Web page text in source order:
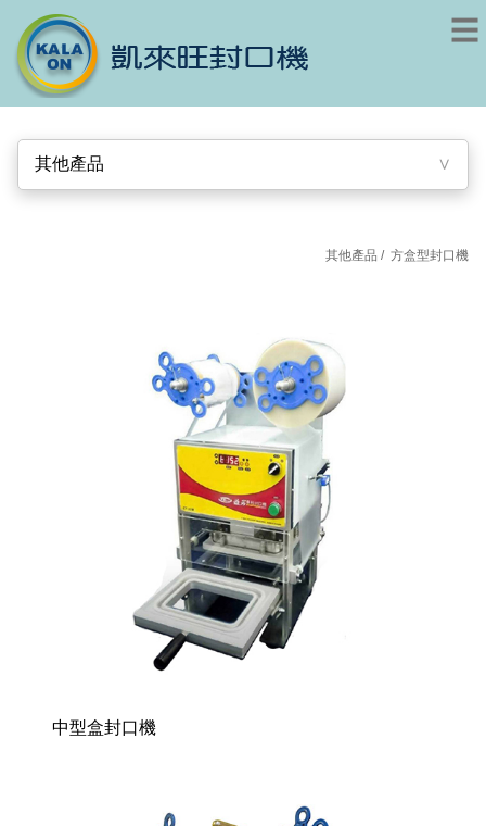
其他產品 ∨
其他產品 / 方盒型封口機
中型盒封口機